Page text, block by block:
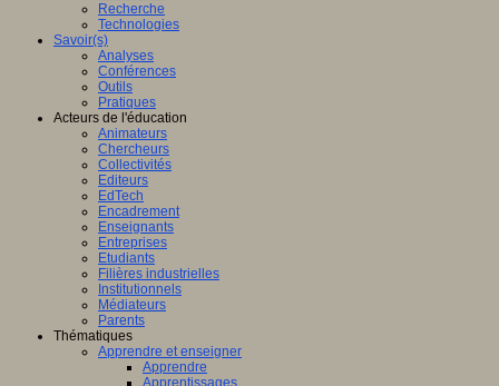
Recherche
Technologies
Savoir(s)
Analyses
Conférences
Outils
Pratiques
Acteurs de l'éducation
Animateurs
Chercheurs
Collectivités
Editeurs
EdTech
Encadrement
Enseignants
Entreprises
Etudiants
Filières industrielles
Institutionnels
Médiateurs
Parents
Thématiques
Apprendre et enseigner
Apprendre
Apprentissages